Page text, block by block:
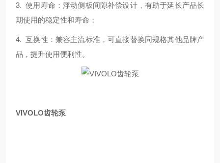
3. 使用寿命：浮动侧板间隙补偿设计，有助于延长产品长
期使用的稳定性和寿命；
4. 互换性：兼容主流标准，可直接替换同规格其他品牌产
品，提升使用便利性。
VIVOLO齿轮泵